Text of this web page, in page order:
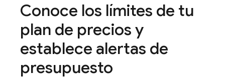
Conoce los límites de tu
plan de precios y
establece alertas de
presupuesto